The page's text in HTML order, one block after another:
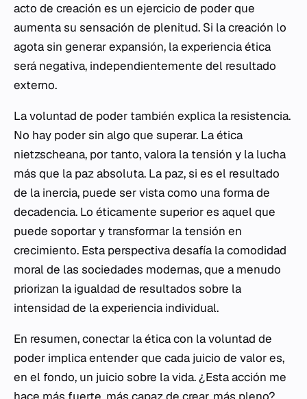
acto de creación es un ejercicio de poder que
aumenta su sensación de plenitud. Si la creación lo
agota sin generar expansión, la experiencia ética
será negativa, independientemente del resultado
externo.
La voluntad de poder también explica la resistencia.
No hay poder sin algo que superar. La ética
nietzscheana, por tanto, valora la tensión y la lucha
más que la paz absoluta. La paz, si es el resultado
de la inercia, puede ser vista como una forma de
decadencia. Lo éticamente superior es aquel que
puede soportar y transformar la tensión en
crecimiento. Esta perspectiva desafía la comodidad
moral de las sociedades modernas, que a menudo
priorizan la igualdad de resultados sobre la
intensidad de la experiencia individual.
En resumen, conectar la ética con la voluntad de
poder implica entender que cada juicio de valor es,
en el fondo, un juicio sobre la vida. ¿Esta acción me